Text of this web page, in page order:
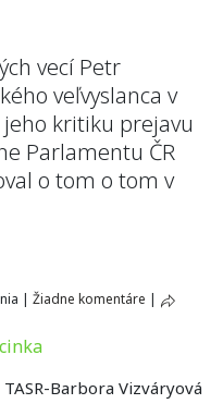
vecí Petr
veľvyslanca v
jeho kritiku prejavu
Parlamentu ČR
o tom o tom v
| Žiadne komentáre |
Barbora Vizváryová